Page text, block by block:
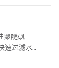
聚醚砜
速过滤水
滤和样品